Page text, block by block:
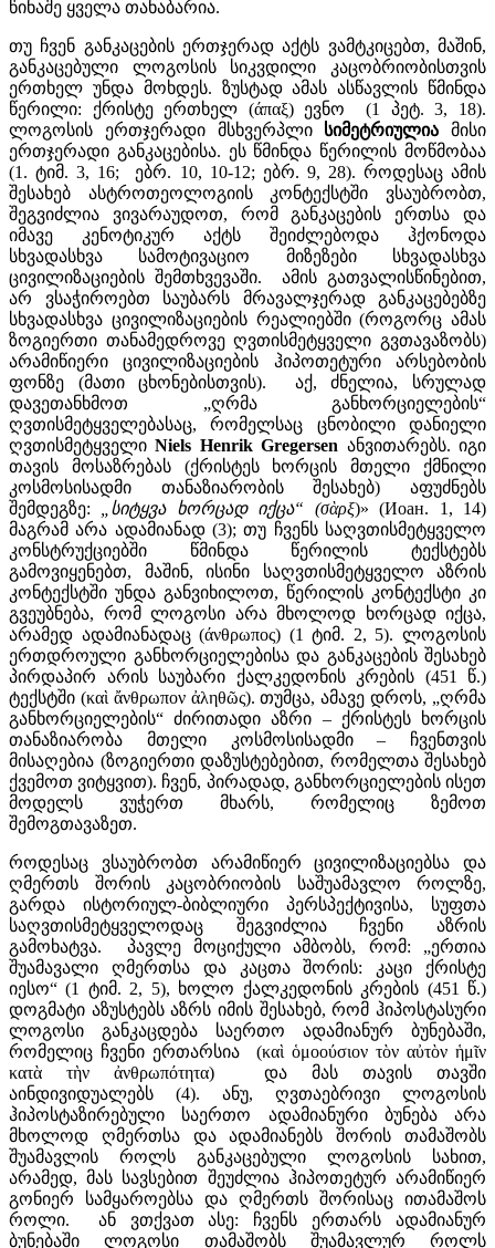
წინაშე ყველა თანაბარია.
თუ ჩვენ განკაცების ერთჯერად აქტს ვამტკიცებთ, მაშინ,
განკაცებული ლოგოსის სიკვდილი კაცობრიობისთვის
ერთხელ უნდა მოხდეს. ზუსტად ამას ასწავლის წმინდა
წერილი: ქრისტე ერთხელ (άπαξ) ევნო (1 პეტ. 3, 18).
ლოგოსის ერთჯერადი მსხვერპლი სიმეტრიულია მისი
ერთჯერადი განკაცებისა. ეს წმინდა წერილის მოწმობაა
(1. ტიმ. 3, 16; ებრ. 10, 10-12; ებრ. 9, 28). როდესაც ამის
შესახებ ასტროთეოლოგიის კონტექსტში ვსაუბრობთ,
შეგვიძლია ვივარაუდოთ, რომ განკაცების ერთსა და
იმავე კენოტიკურ აქტს შეიძლებოდა ჰქონოდა
სხვადასხვა სამოტივაციო მიზეზები სხვადასხვა
ცივილიზაციების შემთხვევაში. ამის გათვალისწინებით,
არ ვსაჭიროებთ საუბარს მრავალჯერად განკაცებებზე
სხვადასხვა ცივილიზაციების რეალიებში (როგორც ამას
ზოგიერთი თანამედროვე ღვთისმეტყველი გვთავაზობს)
არამიწიერი ცივილიზაციების ჰიპოთეტური არსებობის
ფონზე (მათი ცხონებისთვის). აქ, ძნელია, სრულად
დავეთანხმოთ „ღრმა განხორციელების“
ღვთისმეტყველებასაც, რომელსაც ცნობილი დანიელი
ღვთისმეტყველიNiels Henrik Gregersen ანვითარებს. იგი
თავის მოსაზრებას (ქრისტეს ხორცის მთელი ქმნილი
კოსმოსისადმი თანაზიარობის შესახებ) აფუძნებს
შემდეგზე:
სიტყვა ხორცად იქცა“ (σὰρξ)» (Иоан. 1, 14)
მაგრამ არა ადამიანად (3); თუ ჩვენს საღვთისმეტყველო
კონსტრუქციებში წმინდა წერილის ტექსტებს
გამოვიყენებთ, მაშინ, ისინი საღვთისმეტყველო აზრის
კონტექსტში უნდა განვიხილოთ, წერილის კონტექსტი კი
გვეუბნება, რომ ლოგოსი არა მხოლოდ ხორცად იქცა,
არამედ ადამიანადაც (άνθρωπος) (1 ტიმ. 2, 5). ლოგოსის
ერთდროული განხორციელებისა და განკაცების შესახებ
პირდაპირ არის საუბარი ქალკედონის კრების (451 წ.)
ტექსტში (καὶ ἄνθρωπον ἀληθῶς). თუმცა, ამავე დროს, „ღრმა
განხორციელების“ ძირითადი აზრი – ქრისტეს ხორცის
თანაზიარობა მთელი კოსმოსისადმი – ჩვენთვის
მისაღებია (ზოგიერთი დაზუსტებებით, რომელთა შესახებ
ქვემოთ ვიტყვით). ჩვენ, პირადად, განხორციელების ისეთ
მოდელს ვუჭერთ მხარს, რომელიც ზემოთ
შემოგთავაზეთ.
როდესაც ვსაუბრობთ არამიწიერ ცივილიზაციებსა და
ღმერთს შორის კაცობრიობის საშუამავლო როლზე,
გარდა ისტორიულ-ბიბლიური პერსპექტივისა, სუფთა
საღვთისმეტყველოდაც შეგვიძლია ჩვენი აზრის
გამოხატვა. პავლე მოციქული ამბობს, რომ: „ერთია
შუამავალი ღმერთსა და კაცთა შორის: კაცი ქრისტე
იესო“ (1 ტიმ. 2, 5), ხოლო ქალკედონის კრების (451 წ.)
დოგმატი აზუსტებს აზრს იმის შესახებ, რომ ჰიპოსტასური
ლოგოსი განკაცდება საერთო ადამიანურ ბუნებაში,
რომელიც ჩვენი ერთარსია (καὶ ὁμοούσιον τὸν αὐτὸν ἡμῖν
κατὰ τὴν ἀνθρωπότητα) და მას თავის თავში
აინდივიდუალებს (4). ანუ, ღვთაებრივი ლოგოსის
ჰიპოსტაზირებული საერთო ადამიანური ბუნება არა
მხოლოდ ღმერთსა და ადამიანებს შორის თამაშობს
შუამავლის როლს განკაცებული ლოგოსის სახით,
არამედ, მას სავსებით შეუძლია ჰიპოთეტურ არამიწიერ
გონიერ სამყაროებსა და ღმერთს შორისაც ითამაშოს
როლი. ან ვთქვათ ასე: ჩვენს ერთარს ადამიანურ
ბუნებაში ლოგოსი თამაშობს შუამავლურ როლს